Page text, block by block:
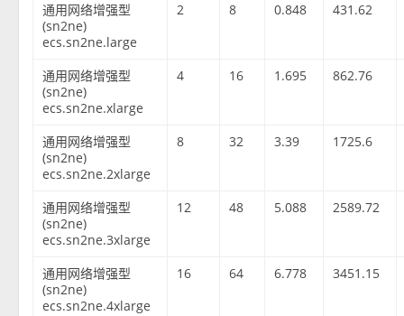
通用网络增强型
(sn2ne)
ecs.sn2ne.large
2 8 0.848 431.62
通用网络增强型
(sn2ne)
ecs.sn2ne.xlarge
4 16 1.695 862.76
通用网络增强型
(sn2ne)
ecs.sn2ne.2xlarge
8 32 3.39 1725.6
通用网络增强型
(sn2ne)
ecs.sn2ne.3xlarge
12 48 5.088 2589.72
通用网络增强型
(sn2ne)
ecs.sn2ne.4xlarge
16 64 6.778 3451.15